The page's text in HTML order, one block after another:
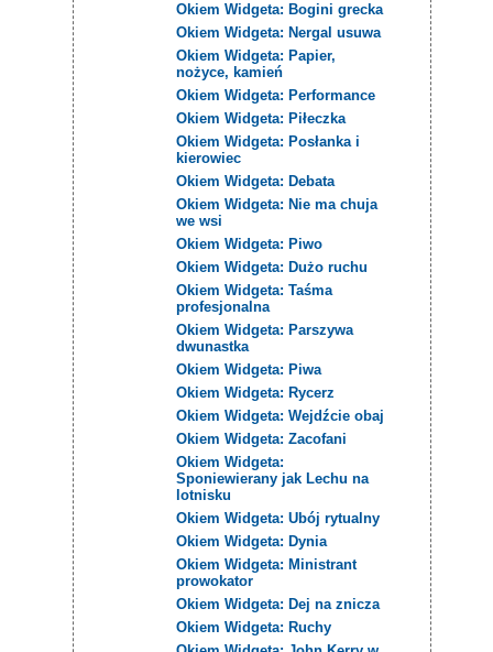
Okiem Widgeta: Bogini grecka
Okiem Widgeta: Nergal usuwa
Okiem Widgeta: Papier,
nożyce, kamień
Okiem Widgeta: Performance
Okiem Widgeta: Piłeczka
Okiem Widgeta: Posłanka i
kierowiec
Okiem Widgeta: Debata
Okiem Widgeta: Nie ma chuja
we wsi
Okiem Widgeta: Piwo
Okiem Widgeta: Dużo ruchu
Okiem Widgeta: Taśma
profesjonalna
Okiem Widgeta: Parszywa
dwunastka
Okiem Widgeta: Piwa
Okiem Widgeta: Rycerz
Okiem Widgeta: Wejdźcie obaj
Okiem Widgeta: Zacofani
Okiem Widgeta:
Sponiewierany jak Lechu na
lotnisku
Okiem Widgeta: Ubój rytualny
Okiem Widgeta: Dynia
Okiem Widgeta: Ministrant
prowokator
Okiem Widgeta: Dej na znicza
Okiem Widgeta: Ruchy